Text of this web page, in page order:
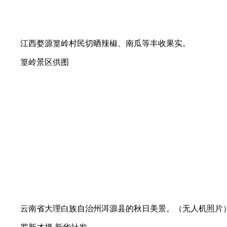
江西婺源篁岭村民切晒辣椒、南瓜等丰收果实。
篁岭景区供图
云南省大理白族自治州洱源县的秋日美景。（无人机照片